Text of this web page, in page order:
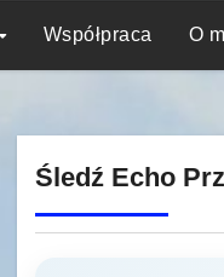
Współpraca O
Śledź Echo